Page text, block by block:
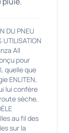
DU PNEU
All
pour
quelle que
ENLITEN,
lui confère
sèche,
au fil des
sur la